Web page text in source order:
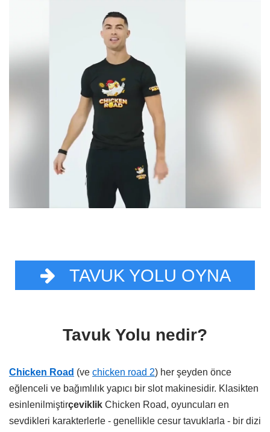
TAVUK YOLU OYNA
Tavuk Yolu nedir?
Chicken Road (ve chicken road 2) her şeyden önce
eğlenceli ve bağımlılık yapıcı bir slot makinesidir. Klasikten
esinlenilmiştirçeviklik Chicken Road, oyuncuları en
sevdikleri karakterlerle - genellikle cesur tavuklarla - bir dizi